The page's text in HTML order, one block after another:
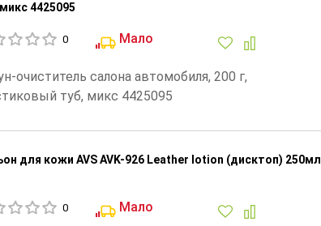
4425095
0 Мало
очиститель салона автомобиля, 200 г,
туб, микс 4425095
для кожи AVS AVK-926 Leather lotion (дисктоп) 250мл
0 Мало